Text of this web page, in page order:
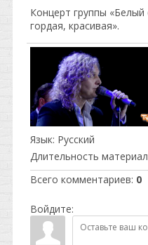
Концерт группы
гордая, красивая».
Язык: Русский
Длительность
Всего комментариев: 0
Войдите: